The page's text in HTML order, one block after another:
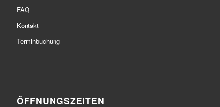
FAQ
Kontakt
Terminbuchung
ÖFFNUNGSZEITEN